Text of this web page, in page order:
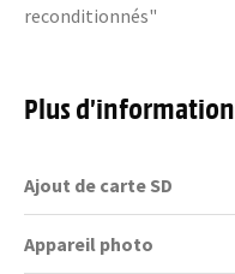
reconditionnés"
Plus d’information
Ajout de carte SD
Appareil photo